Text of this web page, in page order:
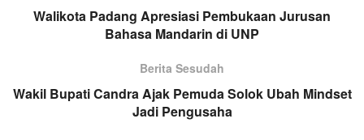
Walikota Padang Apresiasi Pembukaan Jurusan
Bahasa Mandarin di UNP
Berita Sesudah
Wakil Bupati Candra Ajak Pemuda Solok Ubah Mindset
Jadi Pengusaha